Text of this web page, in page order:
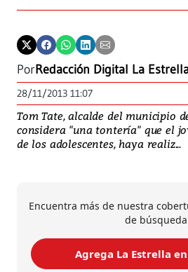
PorRedacción Digital La
28/11/2013 11:07
Tom Tate, alcalde del municipio
considera "una tontería" que el
de los adolescentes, haya realiz...
Encuentra más de nuestra
de
Agrega La Estrella